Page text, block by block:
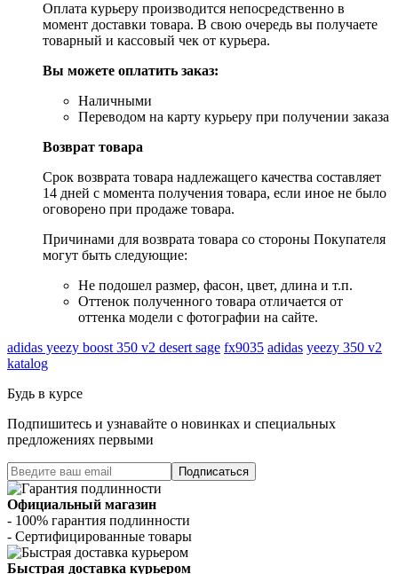
Оплата курьеру производится непосредственно в
момент доставки товара. В свою очередь вы получаете
товарный и кассовый чек от курьера.
Вы можете оплатить заказ:
Наличными
Переводом на карту курьеру при получении заказа
Возврат товара
Срок возврата товара надлежащего качества составляет
14 дней с момента получения товара, если иное не было
оговорено при продаже товара.
Причинами для возврата товара со стороны Покупателя
могут быть следующие:
Не подошел размер, фасон, цвет, длина и т.п.
Оттенок полученного товара отличается от
оттенка модели с фотографии на сайте.
adidas yeezy boost 350 v2 desert sage fx9035 adidas yeezy 350 v2
katalog
Будь в курсе
Подпишитесь и узнавайте о новинках и специальных
предложениях первыми
Подписаться
Официальный магазин
- 100% гарантия подлинности
- Сертифицированные товары
Быстрая доставка курьером